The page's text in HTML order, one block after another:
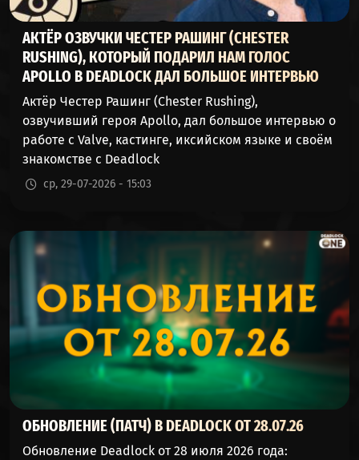
BILLY
(БИЛЛИ)
52% 47% 16197
THE
(ШВЕЙЦАР)
52% 47% 1730
PAIGE
(ПЕЙДЖ)
52%
(БИБОП)
YAMATO
(ЯМАТО)
52% 47%
51% 48% 463
MCGINNIS
(МАКГИННИС)
51% 48% 7395
АКТЁР ОЗВУЧКИ ЧЕСТЕР РАШИНГ (CHESTER
RUSHING), КОТОРЫЙ ПОДАРИЛ НАМ ГОЛОС
APOLLO В DEADLOCK ДАЛ БОЛЬШОЕ ИНТЕРВЬЮ
Актёр Честер Рашинг (Chester Rushing),
озвучивший героя Apollo, дал большое интервью о
работе с Valve, кастинге, иксийском языке и своём
знакомстве с Deadlock
ср, 29-07-2026 - 15:03
ОБНОВЛЕНИЕ (ПАТЧ) В DEADLOCK ОТ 28.07.26
Обновление Deadlock от 28 июля 2026 года: